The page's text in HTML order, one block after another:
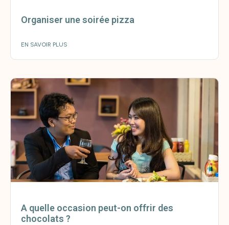
Organiser une soirée pizza
EN SAVOIR PLUS
A quelle occasion peut-on offrir des
chocolats ?